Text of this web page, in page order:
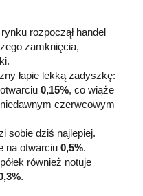
rozpoczął handel
zamknięcia,
łapie lekką zadyszkę:
0,15%, co wiąże
czerwcowym
sobie dziś najlepiej.
na otwarciu 0,5%.
również notuje
.